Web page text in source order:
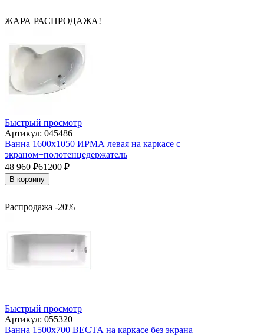
ЖАРА РАСПРОДАЖА!
Быстрый просмотр
Артикул: 045486
Ванна 1600x1050 ИРМА левая на каркасе с
экраном+полотенцедержатель
48 960 ₽61200 ₽
В корзину
Распродажа -20%
Быстрый просмотр
Артикул: 055320
Ванна 1500x700 ВЕСТА на каркасе без экрана